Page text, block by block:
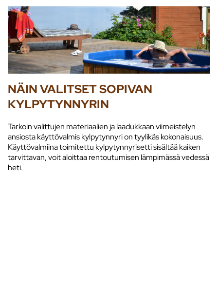
NÄIN VALITSET SOPIVAN
KYLPYTYNNYRIN
Tarkoin valittujen materiaalien ja laadukkaan viimeistelyn
ansiosta käyttövalmis kylpytynnyri on tyylikäs kokonaisuus.
Käyttövalmiina toimitettu kylpytynnyrisetti sisältää kaiken
tarvittavan, voit aloittaa rentoutumisen lämpimässä vedessä
heti.